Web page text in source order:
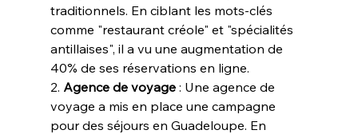
traditionnels. En ciblant les mots-clés
comme "restaurant créole" et "spécialités
antillaises", il a vu une augmentation de
40% de ses réservations en ligne.
2. Agence de voyage : Une agence de
voyage a mis en place une campagne
pour des séjours en Guadeloupe. En